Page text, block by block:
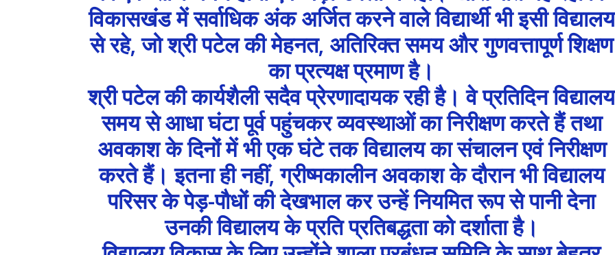
विकासखंड में सर्वाधिक अंक अर्जित करने वाले विद्यार्थी भी इसी विद्यालय
से रहे, जो श्री पटेल की मेहनत, अतिरिक्त समय और गुणवत्तापूर्ण शिक्षण
का प्रत्यक्ष प्रमाण है।
श्री पटेल की कार्यशैली सदैव प्रेरणादायक रही है। वे प्रतिदिन विद्यालय
समय से आधा घंटा पूर्व पहुंचकर व्यवस्थाओं का निरीक्षण करते हैं तथा
अवकाश के दिनों में भी एक घंटे तक विद्यालय का संचालन एवं निरीक्षण
करते हैं। इतना ही नहीं, ग्रीष्मकालीन अवकाश के दौरान भी विद्यालय
परिसर के पेड़-पौधों की देखभाल कर उन्हें नियमित रूप से पानी देना
उनकी विद्यालय के प्रति प्रतिबद्धता को दर्शाता है।